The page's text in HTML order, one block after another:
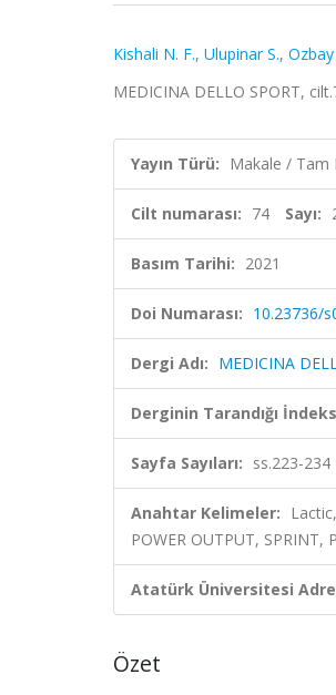
Kishali N. F., Ulupinar S., Ozbay
MEDICINA DELLO SPORT,
Yayın Türü: Makale / Tam
Cilt numarası: 74 Sayı:
Basım Tarihi: 2021
Doi Numarası: 10.23736/
Dergi Adı: MEDICINA
Derginin Tarandığı
Sayfa Sayıları: ss.223-234
Anahtar Kelimeler:
POWER OUTPUT, SPRINT,
Atatürk Üniversitesi
Özet